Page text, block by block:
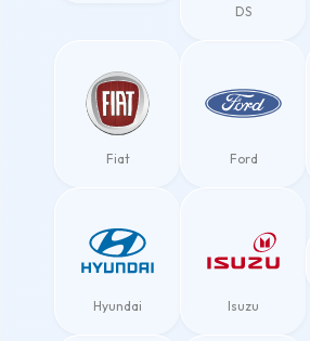
DS
Fiat Ford
Hyundai Isuzu